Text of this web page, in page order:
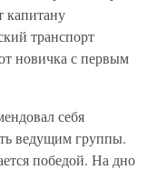
капитану
транспорт
новичка с первым
себя
ведущим группы.
победой. На дно